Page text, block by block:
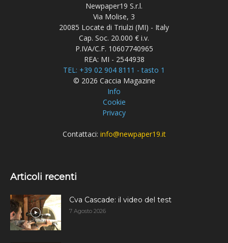
Newpaper19 S.r.l.
Via Molise, 3
20085 Locate di Triulzi (MI) - Italy
Cap. Soc. 20.000 € i.v.
P.IVA/C.F. 10607740965
REA: MI - 2544938
TEL: +39 02 904 8111 - tasto 1
© 2026 Caccia Magazine
Info
Cookie
Privacy
Contattaci: info@newpaper19.it
Articoli recenti
Cva Cascade: il video del test
7 Agosto 2026